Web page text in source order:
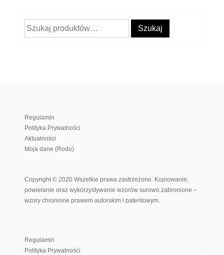
Szukaj: Szukaj
Regulamin
Polityka Prywatności
Aktualności
Moja dane (Rodo)
Copyright © 2020 Wszelkie prawa zastrzeżone. Kopiowanie,
powielanie oraz wykorzystywanie wzorów surowo zabronione –
wzory chronione prawem autorskim i patentowym.
Regulamin
Polityka Prywatności